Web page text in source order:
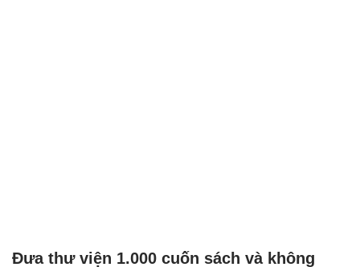
Đưa thư viện 1.000 cuốn sách và không